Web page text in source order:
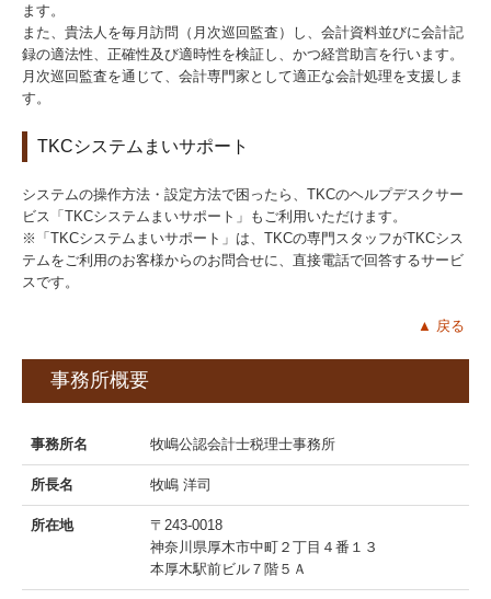
事務所概要
事務所名 牧嶋公認会計士税理士事務所
所長名 牧嶋 洋司
所在地
〒243-0018
神奈川県厚木市中町２丁目４番１３
本厚木駅前ビル７階５Ａ
ます。
また、貴法人を毎月訪問（月次巡回監査）し、会計資料並びに会計記
録の適法性、正確性及び適時性を検証し、かつ経営助言を行います。
月次巡回監査を通じて、会計専門家として適正な会計処理を支援しま
す。
TKCシステムまいサポート
システムの操作方法・設定方法で困ったら、TKCのヘルプデスクサー
ビス「TKCシステムまいサポート」もご利用いただけます。
※「TKCシステムまいサポート」は、TKCの専門スタッフがTKCシス
テムをご利用のお客様からのお問合せに、直接電話で回答するサービ
スです。
▲ 戻る